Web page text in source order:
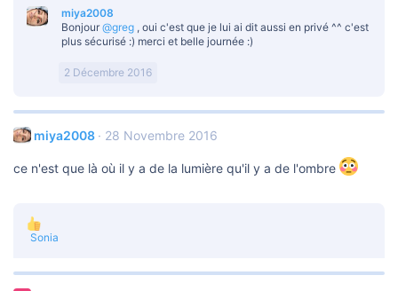
r
é
a
n
:
miya2008
Bonjour @greg , oui c'est que je lui ai dit aussi en privé ^^ c'est
plus sécurisé :) merci et belle journée :)
2 Décembre 2016
miya2008 28 Novembre 2016
ce n'est que là où il y a de la lumière qu'il y a de l'ombre
L
r
Sonia